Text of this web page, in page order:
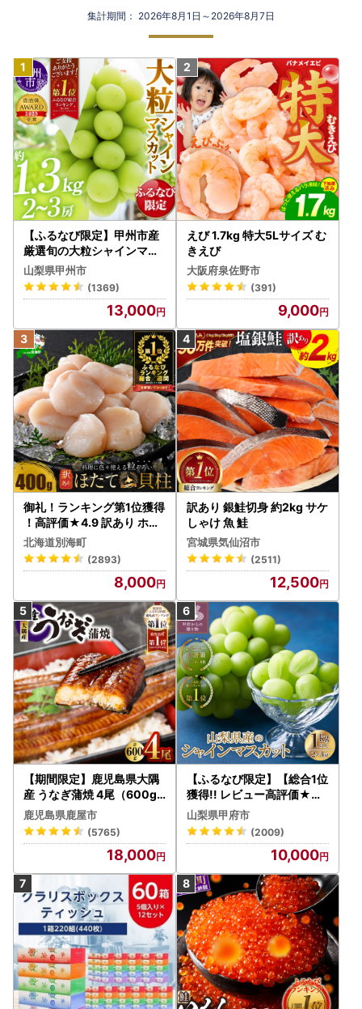
集計期間： 2026年8月1日～2026年8月7日
【ふるなび限定】甲州市産
厳選旬の大粒シャインマス
カット 約1.3kg 2～3房【2
026年発送】（MG）B12-
472 FN-Limited-VO シャ
インマスカット フルーツ
山梨県甲州市
(1369)
13,000
えび 1.7kg 特大5Lサイズ む
きえび
大阪府泉佐野市
(391)
9,000
御礼！ランキング第1位獲得
！高評価★4.9 訳あり ホタ
テ 400g（ほたて 帆立 貝柱
冷凍 ）
北海道別海町
(2893)
8,000
訳あり 銀鮭切身 約2kg サケ
しゃけ 魚 鮭
宮城県気仙沼市
(2511)
12,500
【期間限定】鹿児島県大隅
産 うなぎ蒲焼 4尾（600g
） KN007-004-04-cp18
うなぎ 鰻 魚 惣菜 総菜
鹿児島県鹿屋市
(5765)
18,000
【ふるなび限定】【総合1位
獲得!! レビュー高評価★】
〈2026年度配送分〉山梨
県産 シャインマスカット 2
～3房（1.0kg以上）シャイ
ン フルーツ FN-Limited-S
P
山梨県甲府市
(2009)
10,000